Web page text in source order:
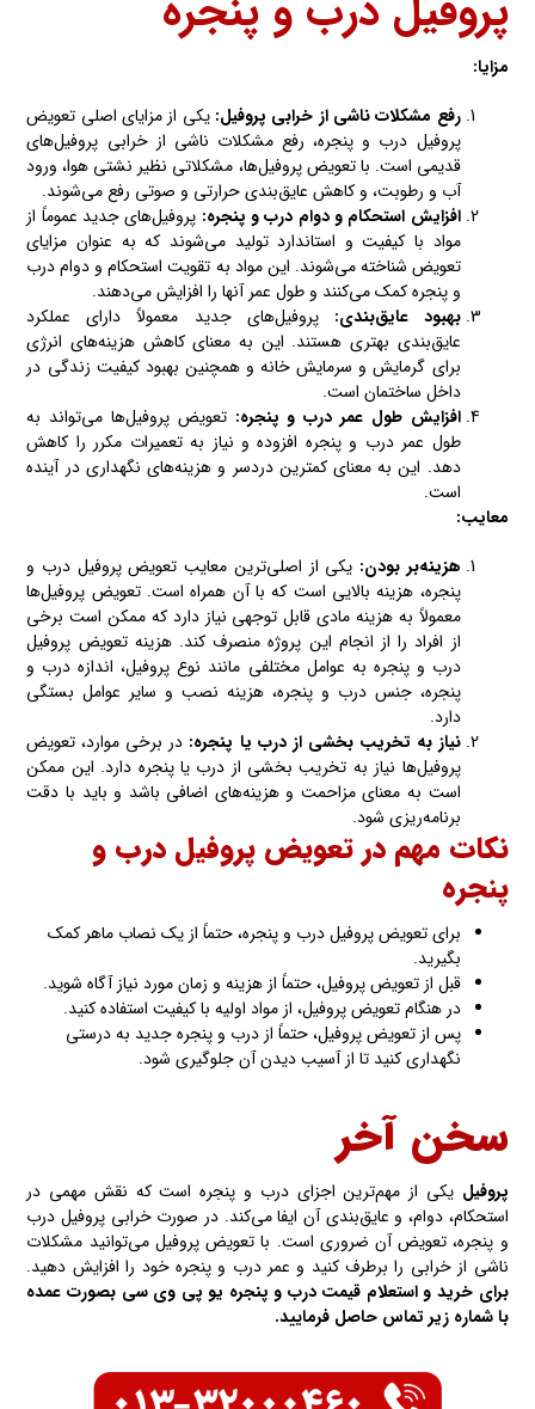
مزایا:
رفع مشکلات ناشی از خرابی پروفیل: یکی از مزایای اصلی تعویض
پروفیل درب و پنجره، رفع مشکلات ناشی از خرابی پروفیل‌های
قدیمی است. با تعویض پروفیل‌ها، مشکلاتی نظیر نشتی هوا، ورود
آب و رطوبت، و کاهش عایق‌بندی حرارتی و صوتی رفع می‌شوند.
افزایش استحکام و دوام درب و پنجره: پروفیل‌های جدید عموماً از
مواد با کیفیت و استاندارد تولید می‌شوند که به عنوان مزایای
تعویض شناخته می‌شوند. این مواد به تقویت استحکام و دوام درب
و پنجره کمک می‌کنند و طول عمر آنها را افزایش می‌دهند.
بهبود عایق‌بندی: پروفیل‌های جدید معمولاً دارای عملکرد
عایق‌بندی بهتری هستند. این به معنای کاهش هزینه‌های انرژی
برای گرمایش و سرمایش خانه و همچنین بهبود کیفیت زندگی در
داخل ساختمان است.
افزایش طول عمر درب و پنجره: تعویض پروفیل‌ها می‌تواند به
طول عمر درب و پنجره افزوده و نیاز به تعمیرات مکرر را کاهش
دهد. این به معنای کمترین دردسر و هزینه‌های نگهداری در آینده
است.
معایب:
هزینه‌بر بودن: یکی از اصلی‌ترین معایب تعویض پروفیل درب و
پنجره، هزینه بالایی است که با آن همراه است. تعویض پروفیل‌ها
معمولاً به هزینه مادی قابل توجهی نیاز دارد که ممکن است برخی
از افراد را از انجام این پروژه منصرف کند. هزینه تعویض پروفیل
درب و پنجره به عوامل مختلفی مانند نوع پروفیل، اندازه درب و
پنجره، جنس درب و پنجره، هزینه نصب و سایر عوامل بستگی
دارد.
نیاز به تخریب بخشی از درب یا پنجره: در برخی موارد، تعویض
پروفیل‌ها نیاز به تخریب بخشی از درب یا پنجره دارد. این ممکن
است به معنای مزاحمت و هزینه‌های اضافی باشد و باید با دقت
برنامه‌ریزی شود.
نکات مهم در تعویض پروفیل درب و
پنجره
برای تعویض پروفیل درب و پنجره، حتماً از یک نصاب ماهر کمک
بگیرید.
قبل از تعویض پروفیل، حتماً از هزینه و زمان مورد نیاز آگاه شوید.
در هنگام تعویض پروفیل، از مواد اولیه با کیفیت استفاده کنید.
پس از تعویض پروفیل، حتماً از درب و پنجره جدید به درستی
نگهداری کنید تا از آسیب دیدن آن جلوگیری شود.
سخن آخر
پروفیل یکی از مهم‌ترین اجزای درب و پنجره است که نقش مهمی در
استحکام، دوام، و عایق‌بندی آن ایفا می‌کند. در صورت خرابی پروفیل درب
و پنجره، تعویض آن ضروری است. با تعویض پروفیل می‌توانید مشکلات
ناشی از خرابی را برطرف کنید و عمر درب و پنجره خود را افزایش دهید.
برای خرید و استعلام قیمت درب و پنجره یو پی وی سی بصورت عمده
با شماره زیر تماس حاصل فرمایید.